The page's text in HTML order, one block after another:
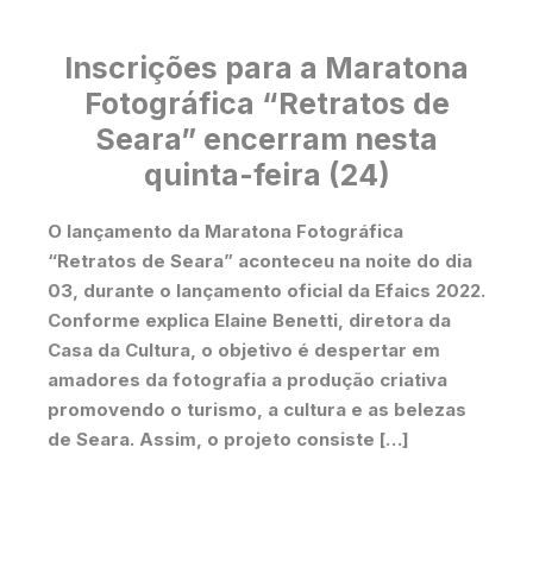
Inscrições para a Maratona
Fotográfica “Retratos de
Seara” encerram nesta
quinta-feira (24)
O lançamento da Maratona Fotográfica
“Retratos de Seara” aconteceu na noite do dia
03, durante o lançamento oficial da Efaics 2022.
Conforme explica Elaine Benetti, diretora da
Casa da Cultura, o objetivo é despertar em
amadores da fotografia a produção criativa
promovendo o turismo, a cultura e as belezas
de Seara. Assim, o projeto consiste […]